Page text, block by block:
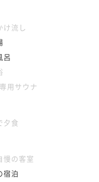
け流し
呂
用サウナ
夕食
慢の客室
宿泊